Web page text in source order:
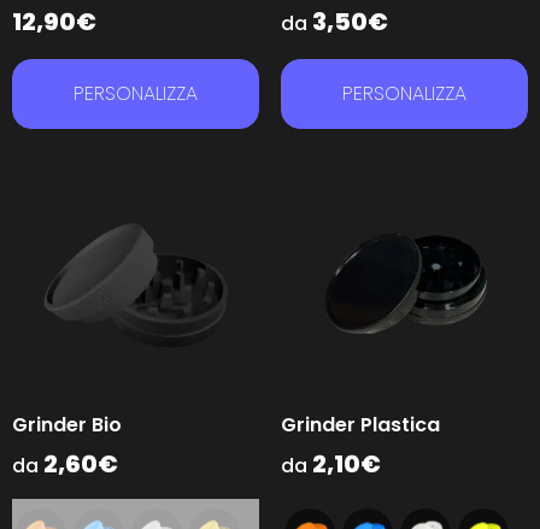
12,90€
PERSONALIZZA
da 3,50€
PERSONALIZZA
Grinder Bio
da 2,60€
Grinder Plastica
da 2,10€